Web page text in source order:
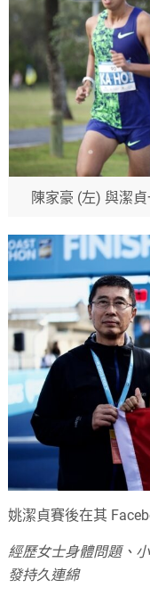
陳家豪 (左) 與潔
姚潔貞賽後在其
經歷女士身體問題、
發持久連綿